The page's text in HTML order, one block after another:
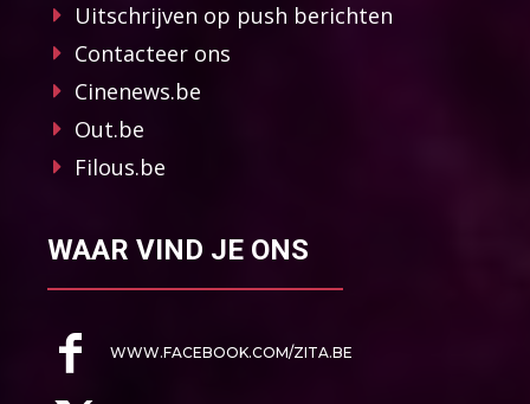
Uitschrijven op push berichten
Contacteer ons
Cinenews.be
Out.be
Filous.be
WAAR VIND JE ONS
WWW.FACEBOOK.COM/ZITA.BE